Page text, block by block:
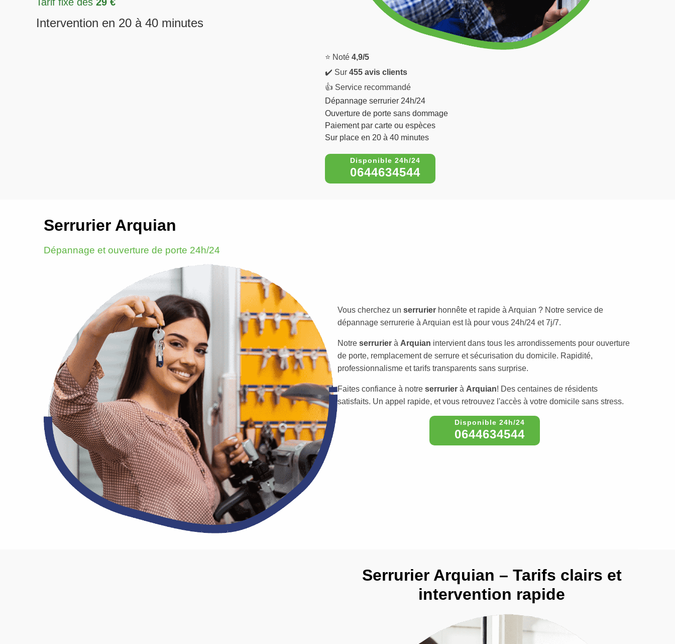
Tarif fixe dès 29 €
Intervention en 20 à 40 minutes
⭐ Noté 4,9/5
✔️ Sur 455 avis clients
👍 Service recommandé
Dépannage serrurier 24h/24
Ouverture de porte sans dommage
Paiement par carte ou espèces
Sur place en 20 à 40 minutes
0644634544
Serrurier Arquian
Dépannage et ouverture de porte 24h/24
Vous cherchez un serrurier honnête et rapide à Arquian ? Notre service de
dépannage serrurerie à Arquian est là pour vous 24h/24 et 7j/7.
Notre serrurier à Arquian intervient dans tous les arrondissements pour ouverture
de porte, remplacement de serrure et sécurisation du domicile. Rapidité,
professionnalisme et tarifs transparents sans surprise.
Faites confiance à notre serrurier à Arquian! Des centaines de résidents
satisfaits. Un appel rapide, et vous retrouvez l'accès à votre domicile sans stress.
0644634544
Serrurier Arquian – Tarifs clairs et
intervention rapide